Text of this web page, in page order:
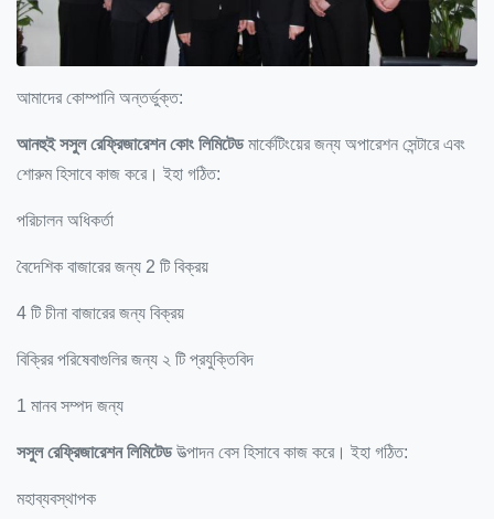
আমাদের কোম্পানি অন্তর্ভুক্ত:
আনহুই সসুল রেফ্রিজারেশন কোং লিমিটেডমার্কেটিংয়ের জন্য অপারেশন সেন্টারে এবং
শোরুম হিসাবে কাজ করে। ইহা গঠিত:
পরিচালন অধিকর্তা
বৈদেশিক বাজারের জন্য 2 টি বিক্রয়
4 টি চীনা বাজারের জন্য বিক্রয়
বিক্রির পরিষেবাগুলির জন্য ২ টি প্রযুক্তিবিদ
1 মানব সম্পদ জন্য
সসুল রেফ্রিজারেশন লিমিটেডউত্পাদন বেস হিসাবে কাজ করে। ইহা গঠিত:
মহাব্যবস্থাপক